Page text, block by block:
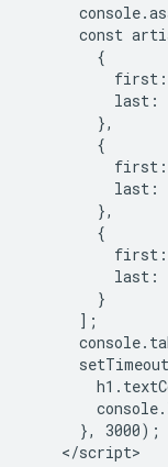
const
{
first:
last:
},
{
first:
last:
},
{
first:
last:
}
];
}, 3000);
</script>